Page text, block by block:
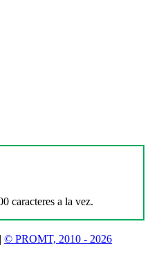
caracteres a la vez.
| © PROMT, 2010 - 2026